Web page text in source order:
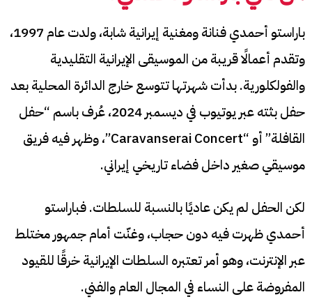
باراستو أحمدي فنانة ومغنية إيرانية شابة، ولدت عام 1997،
وتقدم أعمالًا قريبة من الموسيقى الإيرانية التقليدية
والفولكلورية. بدأت شهرتها تتوسع خارج الدائرة المحلية بعد
حفل بثته عبر يوتيوب في ديسمبر 2024، عُرف باسم “حفل
القافلة” أو “Caravanserai Concert”، وظهر فيه فريق
موسيقي صغير داخل فضاء تاريخي إيراني.
لكن الحفل لم يكن عاديًا بالنسبة للسلطات. فباراستو
أحمدي ظهرت فيه دون حجاب، وغنّت أمام جمهور مختلط
عبر الإنترنت، وهو أمر تعتبره السلطات الإيرانية خرقًا للقيود
المفروضة على النساء في المجال العام والفني.